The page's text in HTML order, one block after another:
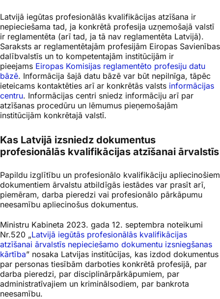
Latvijā iegūtas profesionālās kvalifikācijas atzīšana ir
nepieciešama tad, ja konkrētā profesija uzņemošajā valstī
ir reglamentēta (arī tad, ja tā nav reglamentēta Latvijā).
Saraksts ar reglamentētajām profesijām Eiropas Savienības
dalībvalstīs un to kompetentajām institūcijām ir
pieejams Eiropas Komisijas reglamentēto profesiju datu
bāzē. Informācija šajā datu bāzē var būt nepilnīga, tāpēc
ieteicams kontaktēties arī ar konkrētās valsts informācijas
centru. Informācijas centri sniedz informāciju arī par
atzīšanas procedūru un lēmumus pieņemošajām
institūcijām konkrētajā valstī.
Kas Latvijā izsniedz dokumentus
profesionālās kvalifikācijas atzīšanai ārvalstīs
Papildu izglītību un profesionālo kvalifikāciju apliecinošiem
dokumentiem ārvalstu atbildīgās iestādes var prasīt arī,
piemēram, darba pieredzi vai profesionālo pārkāpumu
neesamību apliecinošus dokumentus.
Ministru Kabineta 2023. gada 12. septembra noteikumi
Nr.520 „Latvijā iegūtās profesionālās kvalifikācijas
atzīšanai ārvalstīs nepieciešamo dokumentu izsniegšanas
kārtība” nosaka Latvijas institūcijas, kas izdod dokumentus
par personas tiesībām darboties konkrētā profesijā, par
darba pieredzi, par disciplinārpārkāpumiem, par
administratīvajiem un kriminālsodiem, par bankrota
neesamību.